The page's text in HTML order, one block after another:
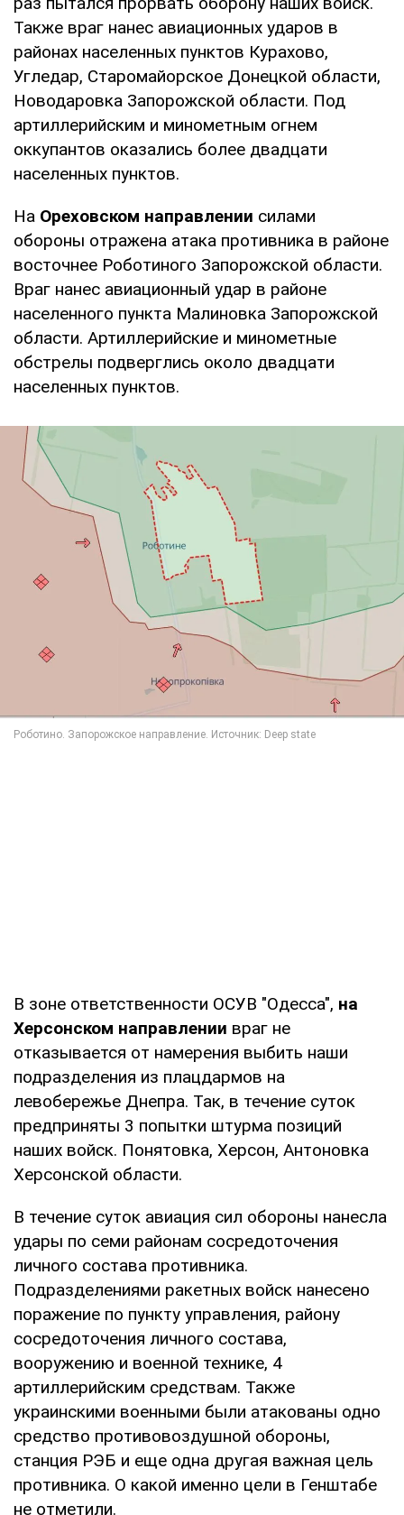
Также враг нанес авиационных ударов в
районах населенных пунктов Курахово,
Угледар, Старомайорское Донецкой области,
Новодаровка Запорожской области. Под
артиллерийским и минометным огнем
оккупантов оказались более двадцати
населенных пунктов.
На Ореховском направлении силами
обороны отражена атака противника в районе
восточнее Роботиного Запорожской области.
Враг нанес авиационный удар в районе
населенного пункта Малиновка Запорожской
области. Артиллерийские и минометные
обстрелы подверглись около двадцати
населенных пунктов.
В зоне ответственности ОСУВ "Одесса", на
Херсонском направлении враг не
отказывается от намерения выбить наши
подразделения из плацдармов на
левобережье Днепра. Так, в течение суток
предприняты 3 попытки штурма позиций
наших войск. Понятовка, Херсон, Антоновка
Херсонской области.
В течение суток авиация сил обороны нанесла
удары по семи районам сосредоточения
личного состава противника.
Подразделениями ракетных войск нанесено
поражение по пункту управления, району
сосредоточения личного состава,
вооружению и военной технике, 4
артиллерийским средствам. Также
украинскими военными были атакованы одно
средство противовоздушной обороны,
станция РЭБ и еще одна другая важная цель
противника. О какой именно цели в Генштабе
не отметили.